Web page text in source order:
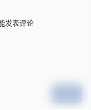
发表评论